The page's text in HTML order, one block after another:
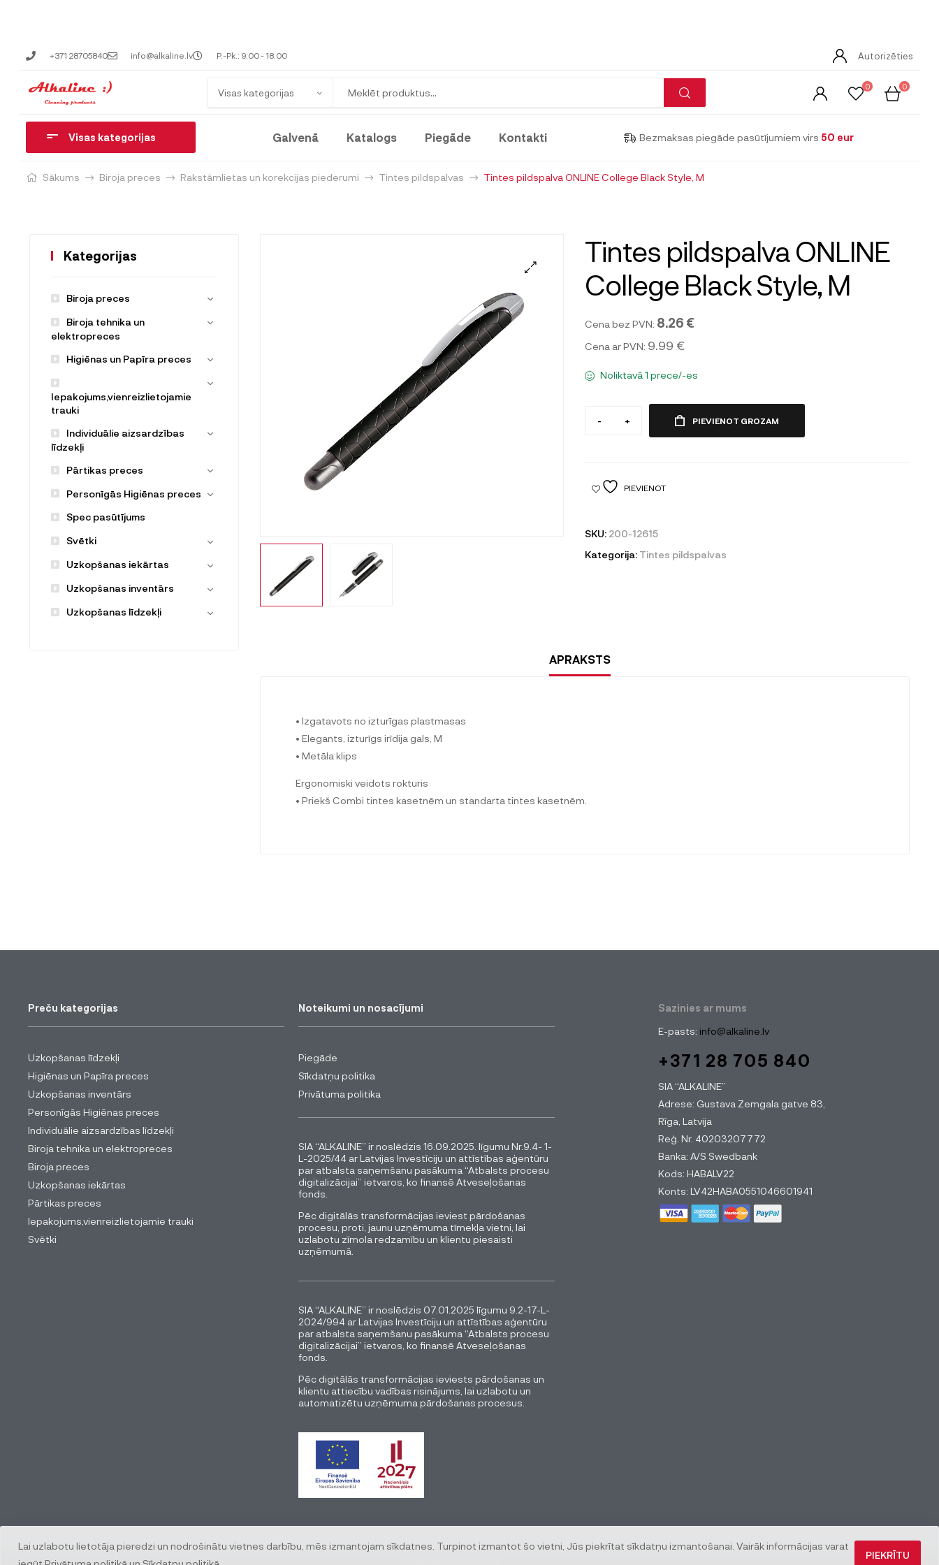
+371 28705840 info@alkaline.lv P.-Pk.: 9:00 - 18:00 Autorizēties
Visas kategorijas
0 0
Visas kategorijas Galvenā Katalogs Piegāde Kontakti Bezmaksas piegāde pasūtījumiem virs 50 eur
Sākums Biroja preces Rakstāmlietas un korekcijas piederumi Tintes pildspalvas Tintes pildspalva ONLINE College Black Style, M
Tintes pildspalva ONLINE
College Black Style, M
Cena bez PVN: 8.26 €
Cena ar PVN: 9.99 €
Noliktavā 1 prece/-es
- + PIEVIENOT GROZAM
PIEVIENOT
SKU: 200-12615
Kategorija: Tintes pildspalvas
APRAKSTS
• Izgatavots no izturīgas plastmasas
• Elegants, izturīgs irīdija gals, M
• Metāla klips
Ergonomiski veidots rokturis
• Priekš Combi tintes kasetnēm un standarta tintes kasetnēm.
Kategorijas
Biroja preces
Biroja tehnika un
elektropreces
Higiēnas un Papīra preces
Iepakojums,vienreizlietojamie
trauki
Individuālie aizsardzības
līdzekļi
Pārtikas preces
Personīgās Higiēnas preces
Spec pasūtījums
Svētki
Uzkopšanas iekārtas
Uzkopšanas inventārs
Uzkopšanas līdzekļi
Lai uzlabotu lietotāja pieredzi un nodrošinātu vietnes darbību, mēs izmantojam sīkdatnes. Turpinot izmantot šo vietni, Jūs piekrītat sīkdatņu izmantošanai. Vairāk informācijas varat
PIEKRĪTU
Preču kategorijas
Uzkopšanas līdzekļi
Higiēnas un Papīra preces
Uzkopšanas inventārs
Personīgās Higiēnas preces
Individuālie aizsardzības līdzekļi
Biroja tehnika un elektropreces
Biroja preces
Uzkopšanas iekārtas
Pārtikas preces
Iepakojums,vienreizlietojamie trauki
Svētki
Noteikumi un nosacījumi
Piegāde
Sīkdatņu politika
Privātuma politika
SIA “ALKALINE” ir noslēdzis 16.09.2025. līgumu Nr.9.4- 1-
L-2025/44 ar Latvijas Investīciju un attīstības aģentūru
par atbalsta saņemšanu pasākuma “Atbalsts procesu
digitalizācijai” ietvaros, ko finansē Atveseļošanas
fonds.
Pēc digitālās transformācijas ieviest pārdošanas
procesu, proti, jaunu uzņēmuma tīmekļa vietni, lai
uzlabotu zīmola redzamību un klientu piesaisti
uzņēmumā.
SIA “ALKALINE” ir noslēdzis 07.01.2025 līgumu 9.2-17-L-
2024/994 ar Latvijas Investīciju un attīstības aģentūru
par atbalsta saņemšanu pasākuma “Atbalsts procesu
digitalizācijai” ietvaros, ko finansē Atveseļošanas
fonds.
Pēc digitālās transformācijas ieviests pārdošanas un
klientu attiecību vadības risinājums, lai uzlabotu un
automatizētu uzņēmuma pārdošanas procesus.
Sazinies ar mums
E-pasts: info@alkaline.lv
+371 28 705 840
SIA “ALKALINE”
Adrese: Gustava Zemgala gatve 83,
Rīga, Latvija
Reģ. Nr. 40203207772
Banka: A/S Swedbank
Kods: HABALV22
Konts: LV42HABA0551046601941